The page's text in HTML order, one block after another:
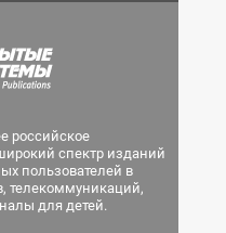
российское
спектр изданий
пользователей в
телекоммуникаций,
для детей.